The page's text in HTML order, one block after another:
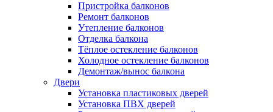
Пристройка балконов
Ремонт балконов
Утепление балконов
Отделка балкона
Тёплое остекление балконов
Холодное остекление балконов
Демонтаж/вынос балкона
Двери
Установка пластиковых дверей
Установка ПВХ дверей